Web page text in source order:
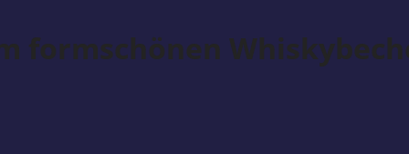
formschönen